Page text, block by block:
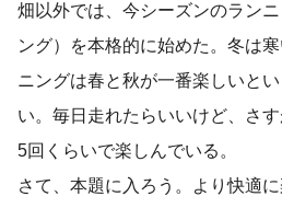
畑以外では、今シーズンのラン
ング）を本格的に始めた。冬は
ニングは春と秋が一番楽しいと
い。毎日走れたらいいけど、さ
5回くらいで楽しんでいる。
さて、本題に入ろう。より快適